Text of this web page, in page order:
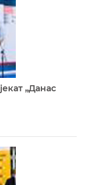
„Данас